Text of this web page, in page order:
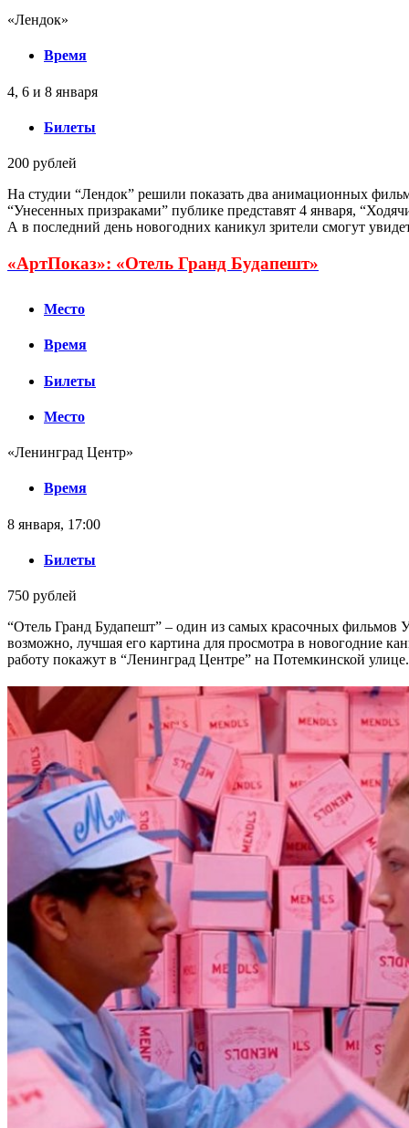
«Лендок»
Время
4, 6 и 8 января
Билеты
200 рублей
На студии “Лендок” решили показать два анимационных
“Унесенных призраками” публике представят 4 января,
А в последний день новогодних каникул зрители смогут
«АртПоказ»: «Отель Гранд Будапешт»
Место
Время
Билеты
Место
«Ленинград Центр»
Время
8 января, 17:00
Билеты
750 рублей
“Отель Гранд Будапешт” – один из самых красочных фильмов
возможно, лучшая его картина для просмотра в новогодние
работу покажут в “Ленинград Центре” на Потемкинской улице.